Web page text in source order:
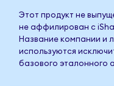
Этот продукт не
не аффилирован с
Название компании и
используются
базового эталонного